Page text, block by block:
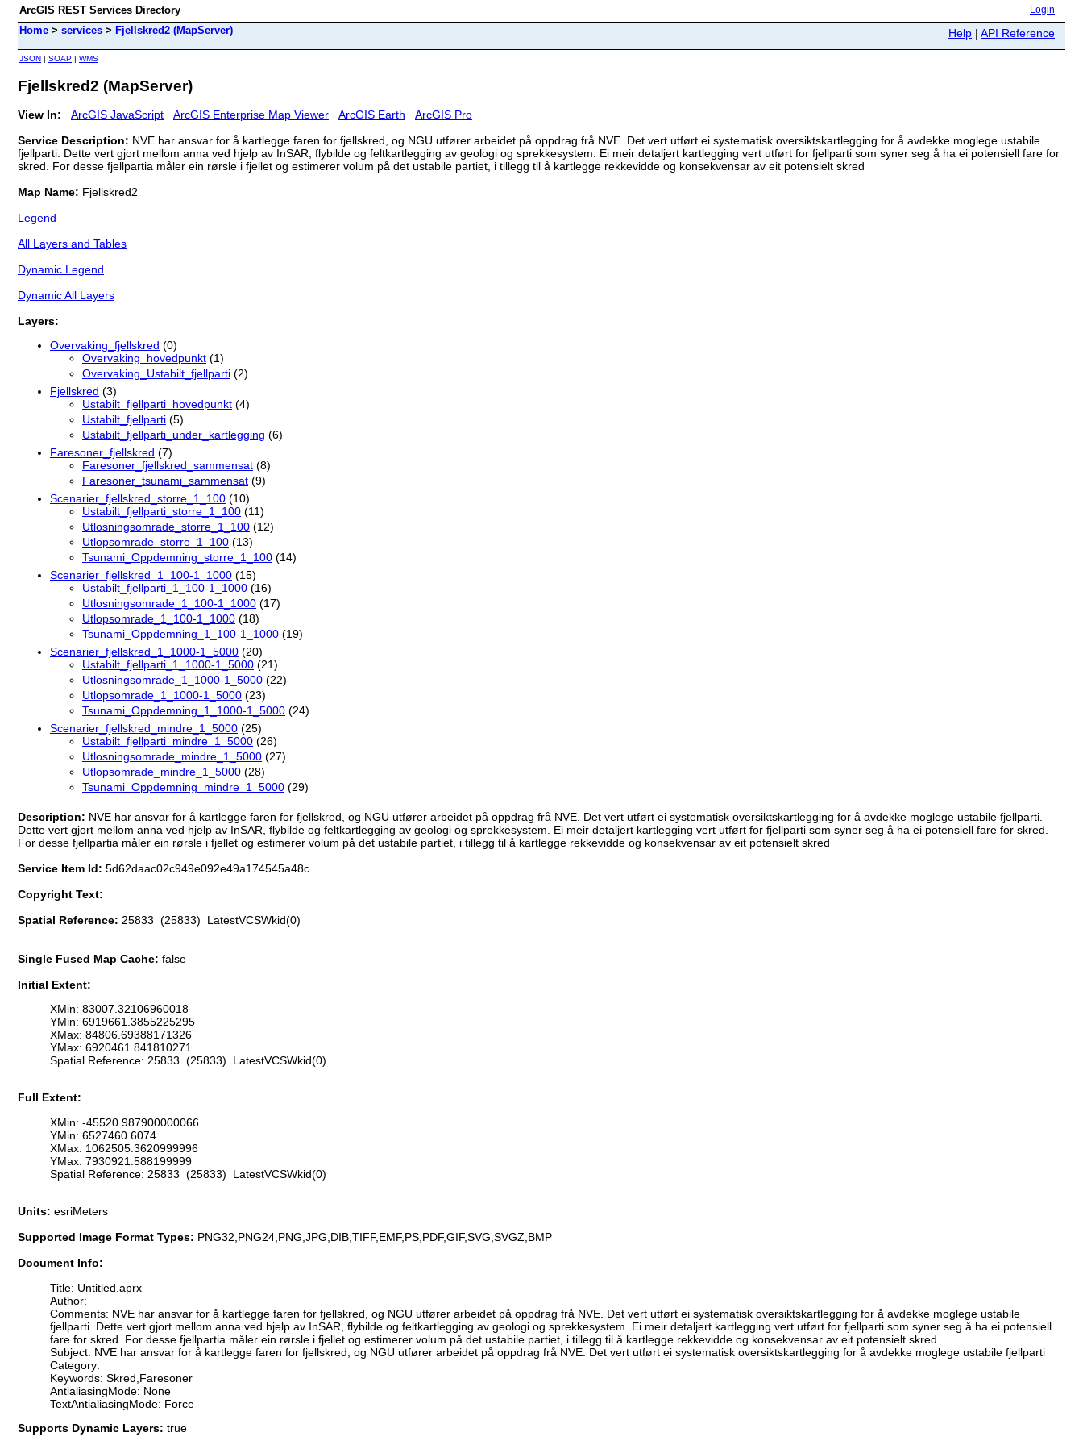
ArcGIS REST Services Directory Login
Home > services > Fjellskred2 (MapServer) Help | API Reference
JSON | SOAP | WMS
Fjellskred2 (MapServer)
View In: ArcGIS JavaScript ArcGIS Enterprise Map Viewer ArcGIS Earth
ArcGIS Pro
Service Description: NVE har ansvar for å kartlegge faren for fjellskred, og NGU utfører arbeidet på oppdrag frå NVE. Det vert utført ei systematisk oversiktskartlegging for å avdekke moglege ustabile
fjellparti. Dette vert gjort mellom anna ved hjelp av InSAR, flybilde og feltkartlegging av geologi og sprekkesystem. Ei meir detaljert kartlegging vert utført for fjellparti som syner seg å ha ei potensiell fare for
skred. For desse fjellpartia måler ein rørsle i fjellet og estimerer volum på det ustabile partiet, i tillegg til å kartlegge rekkevidde og konsekvensar av eit potensielt skred
Map Name: Fjellskred2
Legend
All Layers and Tables
Dynamic Legend
Dynamic All Layers
Layers:
Overvaking_fjellskred (0)
Overvaking_hovedpunkt (1)
Overvaking_Ustabilt_fjellparti (2)
Fjellskred (3)
Ustabilt_fjellparti_hovedpunkt (4)
Ustabilt_fjellparti (5)
Ustabilt_fjellparti_under_kartlegging (6)
Faresoner_fjellskred (7)
Faresoner_fjellskred_sammensat (8)
Faresoner_tsunami_sammensat (9)
Scenarier_fjellskred_storre_1_100 (10)
Ustabilt_fjellparti_storre_1_100 (11)
Utlosningsomrade_storre_1_100 (12)
Utlopsomrade_storre_1_100 (13)
Tsunami_Oppdemning_storre_1_100 (14)
Scenarier_fjellskred_1_100-1_1000 (15)
Ustabilt_fjellparti_1_100-1_1000 (16)
Utlosningsomrade_1_100-1_1000 (17)
Utlopsomrade_1_100-1_1000 (18)
Tsunami_Oppdemning_1_100-1_1000 (19)
Scenarier_fjellskred_1_1000-1_5000 (20)
Ustabilt_fjellparti_1_1000-1_5000 (21)
Utlosningsomrade_1_1000-1_5000 (22)
Utlopsomrade_1_1000-1_5000 (23)
Tsunami_Oppdemning_1_1000-1_5000 (24)
Scenarier_fjellskred_mindre_1_5000 (25)
Ustabilt_fjellparti_mindre_1_5000 (26)
Utlosningsomrade_mindre_1_5000 (27)
Utlopsomrade_mindre_1_5000 (28)
Tsunami_Oppdemning_mindre_1_5000 (29)
Description: NVE har ansvar for å kartlegge faren for fjellskred, og NGU utfører arbeidet på oppdrag frå NVE. Det vert utført ei systematisk oversiktskartlegging for å avdekke moglege ustabile fjellparti.
Dette vert gjort mellom anna ved hjelp av InSAR, flybilde og feltkartlegging av geologi og sprekkesystem. Ei meir detaljert kartlegging vert utført for fjellparti som syner seg å ha ei potensiell fare for skred.
For desse fjellpartia måler ein rørsle i fjellet og estimerer volum på det ustabile partiet, i tillegg til å kartlegge rekkevidde og konsekvensar av eit potensielt skred
Service Item Id: 5d62daac02c949e092e49a174545a48c
Copyright Text:
Spatial Reference: 25833 (25833) LatestVCSWkid(0)
Single Fused Map Cache: false
Initial Extent:
XMin: 83007.32106960018
YMin: 6919661.3855225295
XMax: 84806.69388171326
YMax: 6920461.841810271
Spatial Reference: 25833 (25833) LatestVCSWkid(0)
Full Extent:
XMin: -45520.987900000066
YMin: 6527460.6074
XMax: 1062505.3620999996
YMax: 7930921.588199999
Spatial Reference: 25833 (25833) LatestVCSWkid(0)
Units: esriMeters
Supported Image Format Types: PNG32,PNG24,PNG,JPG,DIB,TIFF,EMF,PS,PDF,GIF,SVG,SVGZ,BMP
Document Info:
Title: Untitled.aprx
Author:
Comments: NVE har ansvar for å kartlegge faren for fjellskred, og NGU utfører arbeidet på oppdrag frå NVE. Det vert utført ei systematisk oversiktskartlegging for å avdekke moglege ustabile
fjellparti. Dette vert gjort mellom anna ved hjelp av InSAR, flybilde og feltkartlegging av geologi og sprekkesystem. Ei meir detaljert kartlegging vert utført for fjellparti som syner seg å ha ei potensiell
fare for skred. For desse fjellpartia måler ein rørsle i fjellet og estimerer volum på det ustabile partiet, i tillegg til å kartlegge rekkevidde og konsekvensar av eit potensielt skred
Subject: NVE har ansvar for å kartlegge faren for fjellskred, og NGU utfører arbeidet på oppdrag frå NVE. Det vert utført ei systematisk oversiktskartlegging for å avdekke moglege ustabile fjellparti
Category:
Keywords: Skred,Faresoner
AntialiasingMode: None
TextAntialiasingMode: Force
Supports Dynamic Layers: true